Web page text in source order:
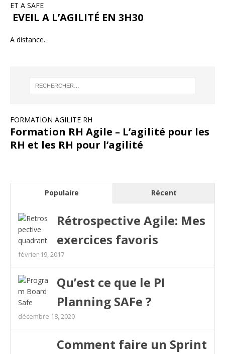
ET A SAFE
EVEIL A L’AGILITÉ EN 3H30
A distance.
FORMATION AGILITE RH
Formation RH Agile – L’agilité pour les
RH et les RH pour l’agilité
Populaire Récent
Rétrospective Agile: Mes
exercices favoris
février 19, 2017
Qu’est ce que le PI
Planning SAFe ?
décembre 18, 2020
Comment faire un Sprint